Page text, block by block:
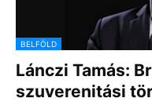
BELFÖLD
Lánczi Tamás:
szuverenitási